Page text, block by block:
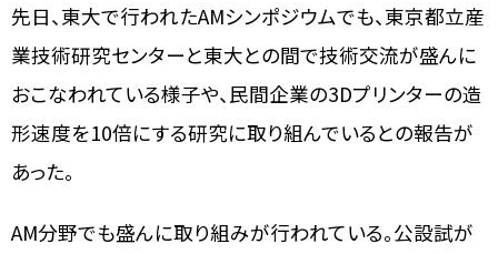
先日、東大で行われたAMシンポジウムでも、東京都立産
業技術研究センターと東大との間で技術交流が盛んに
おこなわれている様子や、民間企業の3Dプリンターの造
形速度を10倍にする研究に取り組んでいるとの報告が
あった。
AM分野でも盛んに取り組みが行われている。公設試が